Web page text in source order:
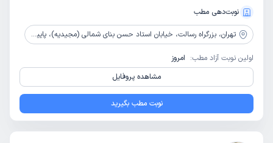
نوبت‌دهی مطب
تهران، بزرگراه رسالت، خیابان استاد حسن بنای شمالی (مجیدیه)، پایین تر از مخابرات تندگویان، پلاک 583
اولین نوبت آزاد مطب: امروز
مشاهده پروفایل
نوبت مطب بگیرید